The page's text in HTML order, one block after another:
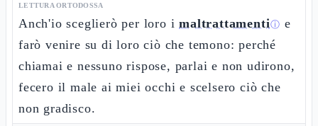
LETTURA ORTODOSSA
Anch'io sceglierò per loro imaltrattamentiⓘ e
farò venire su di loro ciò che temono: perché
chiamai e nessuno rispose, parlai e non udirono,
fecero il male ai miei occhi e scelsero ciò che
non gradisco.